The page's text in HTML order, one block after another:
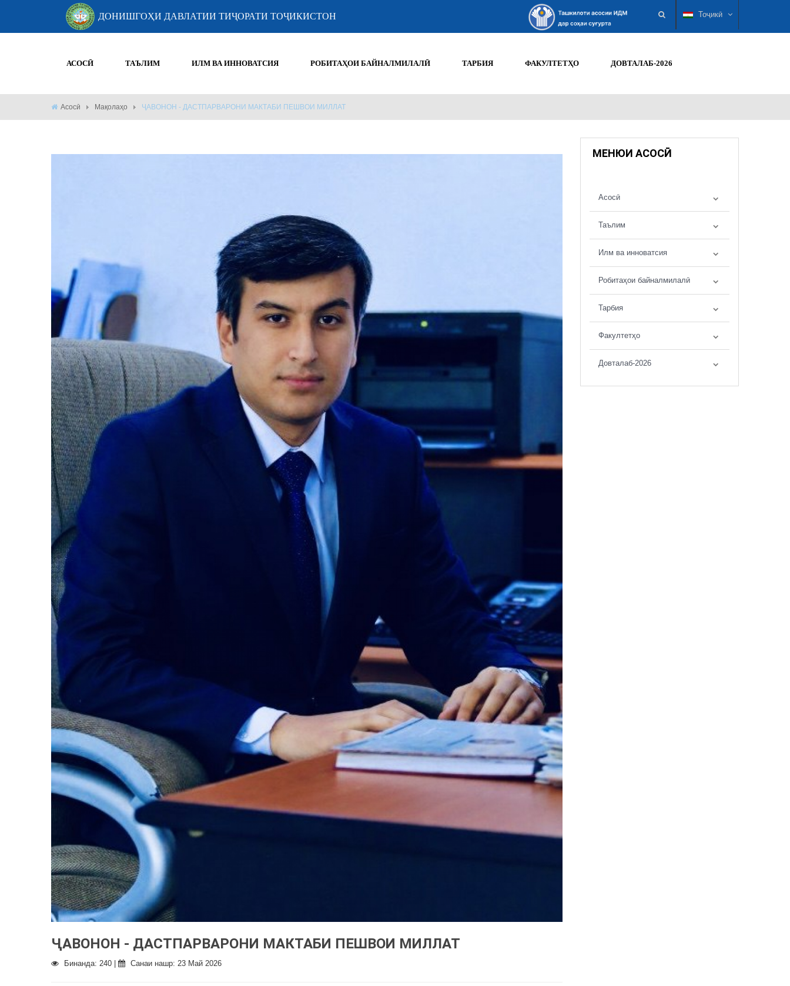
ДОНИШГОҲИ ДАВЛАТИИ ТИҶОРАТИ ТОҶИКИСТОН Тоҷикӣ
АСОСӢ ТАЪЛИМ ИЛМ ВА ИННОВАТСИЯ РОБИТАҲОИ БАЙНАЛМИЛАЛӢ ТАРБИЯ ФАКУЛТЕТҲО ДОВТАЛАБ-2026
Асосӣ Мақолаҳо ҶАВОНОН - ДАСТПАРВАРОНИ МАКТАБИ ПЕШВОИ МИЛЛАТ
ҶАВОНОН - ДАСТПАРВАРОНИ МАКТАБИ ПЕШВОИ МИЛЛАТ
Бинанда: 240 | Санаи нашр: 23 Май 2026
МЕНЮИ АСОСӢ
Асосӣ
Таълим
Илм ва инноватсия
Робитаҳои байналмилалӣ
Тарбия
Факултетҳо
Довталаб-2026